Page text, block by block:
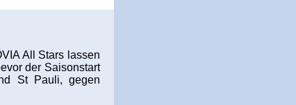
All Stars lassen
der Saisonstart
St Pauli, gegen